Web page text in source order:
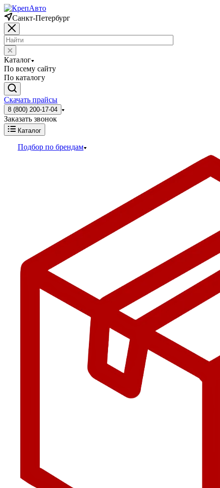
Санкт-Петербург
Каталог
По всему сайту
По каталогу
Скачать прайсы
8 (800) 200-17-04
Заказать звонок
Каталог
Подбор по брендам